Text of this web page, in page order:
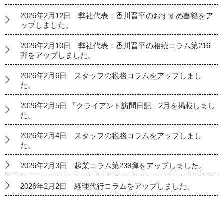
2026年2月12日 弊社代表：香川晋平のおすすめ書籍をア
ップしました。
2026年2月10日 弊社代表：香川晋平の相続コラム第216
弾をアップしました。
2026年2月6日 スタッフの税務コラムをアップしまし
た。
2026年2月5日 「クライアント訪問日記」2月を掲載しまし
た。
2026年2月4日 スタッフの税務コラムをアップしまし
た。
2026年2月3日 起業コラム第239弾をアップしました。
2026年2月2日 経理代行コラムをアップしました。